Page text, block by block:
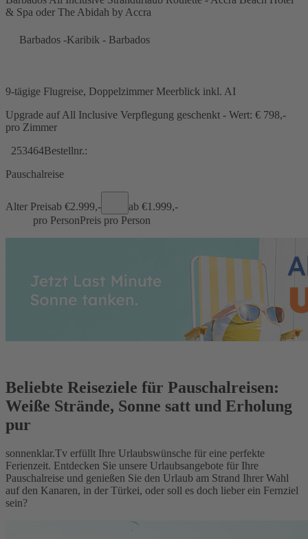
& Spa oder The Abidah by Accra
Barbados -Karibik - Barbados
9-tägige Flugreise, Doppelzimmer Meerblick inkl. AI
Upgrade auf All Inclusive Verpflegung geschenkt - Wert: € 798,-
pro Zimmer
253464Bestellnr.:
Pauschalreise
Alter Preisab €2.999,- ab €1.999,-
pro PersonPreis pro Person
Beliebte Reiseziele für Pauschalreisen:
Weiße Strände, Sonne satt und Erholung
pur
sonnenklar.Tv erfüllt Ihre Urlaubswünsche für eine perfekte
Ferienzeit. Entdecken Sie unsere Urlaubsangebote für Ihre
Pauschalreise und genießen Sie den Urlaub am Strand Ihrer Wahl
auf den Kanaren, in der Türkei, oder soll es doch lieber ein Fernziel
sein?